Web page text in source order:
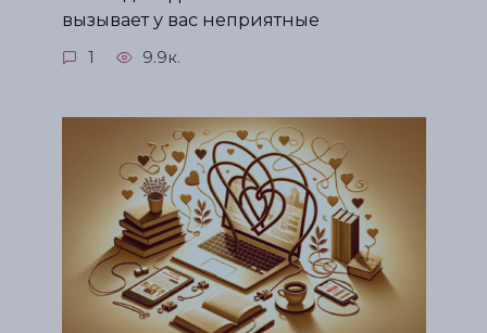
вызывает у вас неприятные
1 9.9к.